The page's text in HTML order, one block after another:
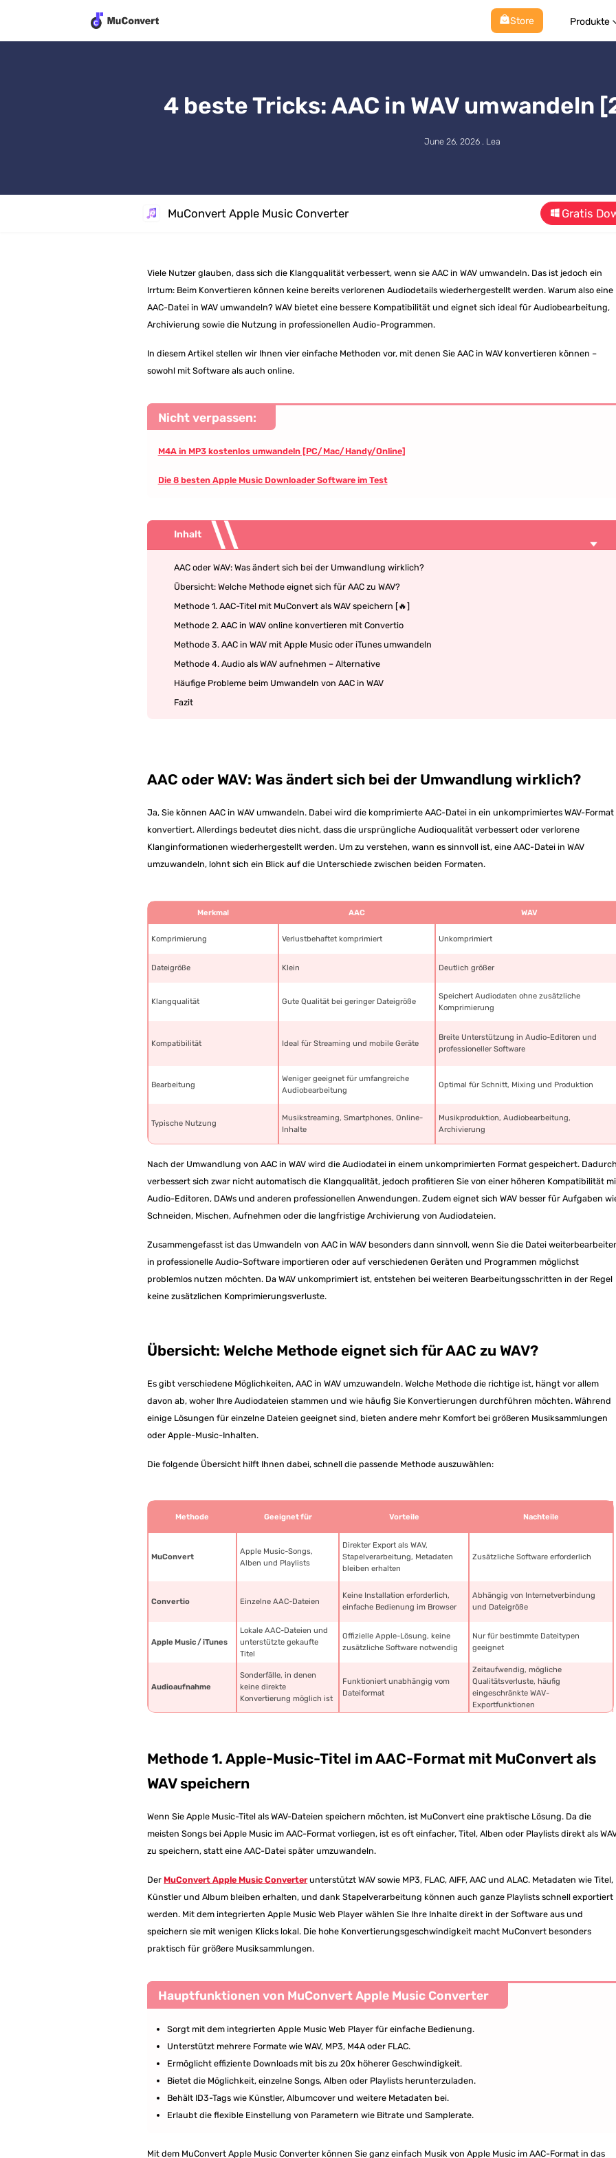
Store Produkte
4 beste Tricks: AAC in WAV umwandeln
June 26, 2026 . Lea
MuConvert Apple Music Converter Gratis
Viele Nutzer glauben, dass sich die Klangqualität verbessert, wenn sie AAC in WAV umwandeln. Das ist jedoch ein
Irrtum: Beim Konvertieren können keine bereits verlorenen Audiodetails wiederhergestellt werden. Warum also eine
AAC-Datei in WAV umwandeln? WAV bietet eine bessere Kompatibilität und eignet sich ideal für Audiobearbeitung,
Archivierung sowie die Nutzung in professionellen Audio-Programmen.
In diesem Artikel stellen wir Ihnen vier einfache Methoden vor, mit denen Sie AAC in WAV konvertieren können –
sowohl mit Software als auch online.
Nicht verpassen:
M4A in MP3 kostenlos umwandeln [PC/Mac/Handy/Online]
Die 8 besten Apple Music Downloader Software im Test
Inhalt
AAC oder WAV: Was ändert sich bei der Umwandlung wirklich?
Übersicht: Welche Methode eignet sich für AAC zu WAV?
Methode 1. AAC-Titel mit MuConvert als WAV speichern [🔥]
Methode 2. AAC in WAV online konvertieren mit Convertio
Methode 3. AAC in WAV mit Apple Music oder iTunes umwandeln
Methode 4. Audio als WAV aufnehmen – Alternative
Häufige Probleme beim Umwandeln von AAC in WAV
Fazit
AAC oder WAV: Was ändert sich bei der Umwandlung wirklich?
Ja, Sie können AAC in WAV umwandeln. Dabei wird die komprimierte AAC-Datei in ein unkomprimiertes WAV-Format
konvertiert. Allerdings bedeutet dies nicht, dass die ursprüngliche Audioqualität verbessert oder verlorene
Klanginformationen wiederhergestellt werden. Um zu verstehen, wann es sinnvoll ist, eine AAC-Datei in WAV
umzuwandeln, lohnt sich ein Blick auf die Unterschiede zwischen beiden Formaten.
Merkmal AAC WAV
Komprimierung Verlustbehaftet komprimiert Unkomprimiert
Dateigröße Klein Deutlich größer
Klangqualität Gute Qualität bei geringer Dateigröße
Speichert Audiodaten ohne zusätzliche
Komprimierung
Kompatibilität Ideal für Streaming und mobile Geräte
Breite Unterstützung in Audio-Editoren und
professioneller Software
Bearbeitung
Weniger geeignet für umfangreiche
Audiobearbeitung
Optimal für Schnitt, Mixing und Produktion
Typische Nutzung
Musikstreaming, Smartphones, Online-
Inhalte
Musikproduktion, Audiobearbeitung,
Archivierung
Nach der Umwandlung von AAC in WAV wird die Audiodatei in einem unkomprimierten Format gespeichert. Dadurch
verbessert sich zwar nicht automatisch die Klangqualität, jedoch profitieren Sie von einer höheren Kompatibilität
Audio-Editoren, DAWs und anderen professionellen Anwendungen. Zudem eignet sich WAV besser für Aufgaben
Schneiden, Mischen, Aufnehmen oder die langfristige Archivierung von Audiodateien.
Zusammengefasst ist das Umwandeln von AAC in WAV besonders dann sinnvoll, wenn Sie die Datei
in professionelle Audio-Software importieren oder auf verschiedenen Geräten und Programmen möglichst
problemlos nutzen möchten. Da WAV unkomprimiert ist, entstehen bei weiteren Bearbeitungsschritten in der Regel
keine zusätzlichen Komprimierungsverluste.
Übersicht: Welche Methode eignet sich für AAC zu WAV?
Es gibt verschiedene Möglichkeiten, AAC in WAV umzuwandeln. Welche Methode die richtige ist, hängt vor allem
davon ab, woher Ihre Audiodateien stammen und wie häufig Sie Konvertierungen durchführen möchten. Während
einige Lösungen für einzelne Dateien geeignet sind, bieten andere mehr Komfort bei größeren Musiksammlungen
oder Apple-Music-Inhalten.
Die folgende Übersicht hilft Ihnen dabei, schnell die passende Methode auszuwählen:
Methode Geeignet für Vorteile Nachteile
MuConvert
Apple Music-Songs,
Alben und Playlists
Direkter Export als WAV,
Stapelverarbeitung, Metadaten
bleiben erhalten
Zusätzliche Software erforderlich
Convertio Einzelne AAC-Dateien
Keine Installation erforderlich,
einfache Bedienung im Browser
Abhängig von Internetverbindung
und Dateigröße
Apple Music / iTunes
Lokale AAC-Dateien und
unterstützte gekaufte
Titel
Offizielle Apple-Lösung, keine
zusätzliche Software notwendig
Nur für bestimmte Dateitypen
geeignet
Audioaufnahme
Sonderfälle, in denen
keine direkte
Konvertierung möglich ist
Funktioniert unabhängig vom
Dateiformat
Zeitaufwendig, mögliche
Qualitätsverluste, häufig
eingeschränkte WAV-
Exportfunktionen
Methode 1. Apple-Music-Titel im AAC-Format mit MuConvert als
WAV speichern
Wenn Sie Apple Music-Titel als WAV-Dateien speichern möchten, ist MuConvert eine praktische Lösung. Da die
meisten Songs bei Apple Music im AAC-Format vorliegen, ist es oft einfacher, Titel, Alben oder Playlists direkt als
zu speichern, statt eine AAC-Datei später umzuwandeln.
Der MuConvert Apple Music Converterunterstützt WAV sowie MP3, FLAC, AIFF, AAC und ALAC. Metadaten wie Titel,
Künstler und Album bleiben erhalten, und dank Stapelverarbeitung können auch ganze Playlists schnell exportiert
werden. Mit dem integrierten Apple Music Web Player wählen Sie Ihre Inhalte direkt in der Software aus und
speichern sie mit wenigen Klicks lokal. Die hohe Konvertierungsgeschwindigkeit macht MuConvert besonders
praktisch für größere Musiksammlungen.
Hauptfunktionen von MuConvert Apple Music Converter
Sorgt mit dem integrierten Apple Music Web Player für einfache Bedienung.
Unterstützt mehrere Formate wie WAV, MP3, M4A oder FLAC.
Ermöglicht effiziente Downloads mit bis zu 20x höherer Geschwindigkeit.
Bietet die Möglichkeit, einzelne Songs, Alben oder Playlists herunterzuladen.
Behält ID3-Tags wie Künstler, Albumcover und weitere Metadaten bei.
Erlaubt die flexible Einstellung von Parametern wie Bitrate und Samplerate.
Mit dem MuConvert Apple Music Converter können Sie ganz einfach Musik von Apple Music im AAC-Format in das